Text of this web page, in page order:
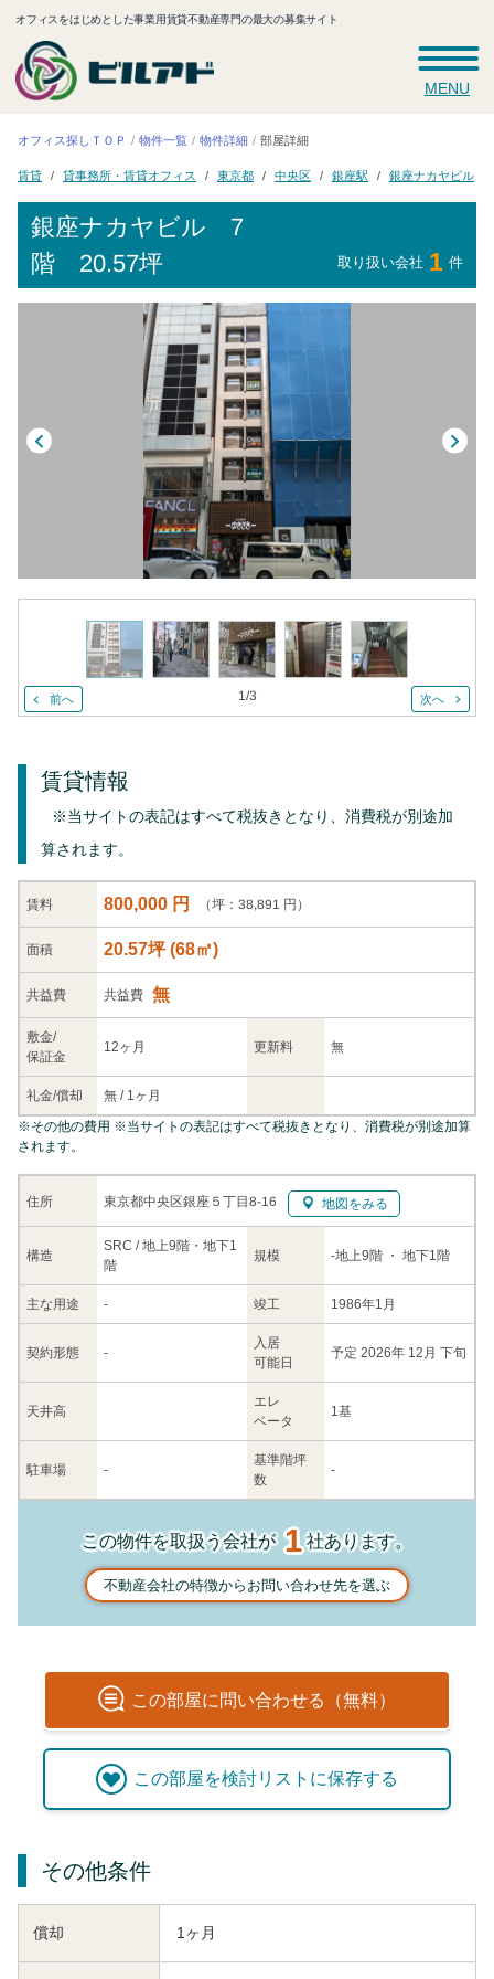
オフィスをはじめとした事業用賃貸不動産専門の最大の募集サイト
MENU
オフィス探しＴＯＰ 物件一覧 物件詳細 部屋詳細
賃貸 貸事務所・賃貸オフィス 東京都 中央区 銀座駅 銀座ナカヤビル
銀座ナカヤビル 7
階 20.57坪 取り扱い会社 1 件
前へ 1/3 次へ
賃貸情報
※当サイトの表記はすべて税抜きとなり、消費税が別途加
算されます。
賃料 800,000 円 （坪：38,891 円）
面積 20.57坪(68㎡)
共益費 共益費 無
敷金/
保証金
12ヶ月 更新料 無
礼金/償却 無 / 1ヶ月
住所 東京都中央区銀座５丁目8-16 地図をみる
構造
SRC / 地上9階・地下1
階
規模 -地上9階 ・ 地下1階
主な用途 - 竣工 1986年1月
契約形態 -
入居
可能日
予定 2026年 12月 下旬
天井高
エレ
ベータ
1基
駐車場 -
基準階坪
数
-
※その他の費用 ※当サイトの表記はすべて税抜きとなり、消費税が別途加算
されます。
この物件を取扱う会社が1社あります。
不動産会社の特徴からお問い合わせ先を選ぶ
この部屋に問い合わせる（無料）
この部屋を検討リストに保存する
その他条件
償却 1ヶ月